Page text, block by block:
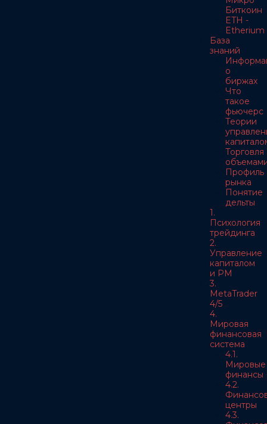
Биткоин
ETH -
Etherium
База
знаний
о
биржах
Что
такое
фьючерс
Теории
Торговля
Профиль
рынка
Понятие
дельты
1.
Психология
трейдинга
2.
Управление
капиталом
и РМ
3.
MetaTrader
4/5
4.
Мировая
финансовая
система
4.1.
Мировые
финансы
4.2.
центры
4.3.